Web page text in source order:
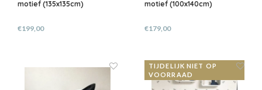
motief (135x135cm)
€199,00
motief (100x140cm)
€179,00
TIJDELIJK NIET OP
VOORRAAD